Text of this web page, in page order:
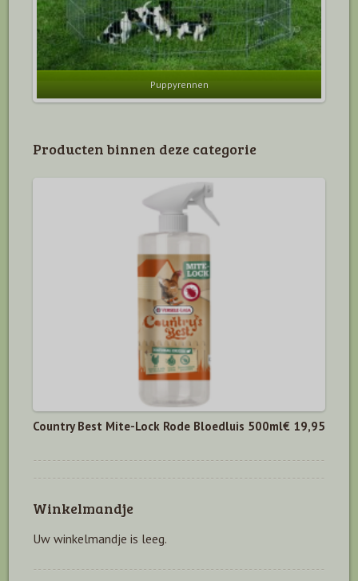
Puppyrennen
Producten binnen deze categorie
Country Best Mite-Lock Rode Bloedluis 500ml€ 19,95
Winkelmandje
Uw winkelmandje is leeg.